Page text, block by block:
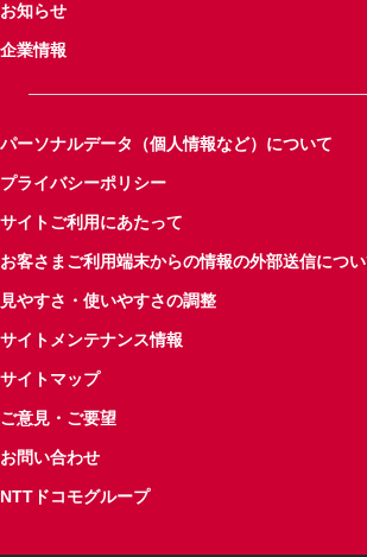
お知らせ
企業情報
パーソナルデータ（個人情報など）について
プライバシーポリシー
サイトご利用にあたって
お客さまご利用端末からの情報の外部送信につ
見やすさ・使いやすさの調整
サイトメンテナンス情報
サイトマップ
ご意見・ご要望
お問い合わせ
NTTドコモグループ